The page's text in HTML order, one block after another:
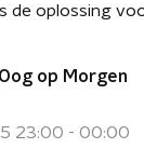
op Morgen
23:00 - 00:00